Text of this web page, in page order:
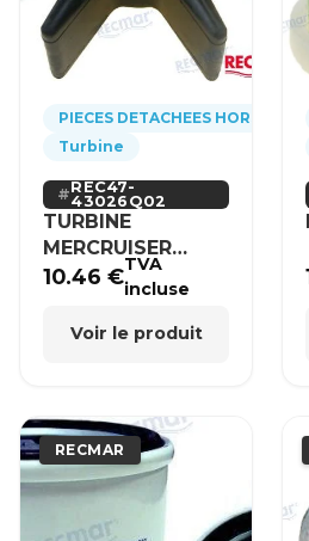
PIECES DETACHEES HORS-BORD
Turbine
REC47-
43026Q02
TURBINE
MERCRUISER
MERCURY BRP
10.46€TVA
incluse
Voir le produit
RECMAR